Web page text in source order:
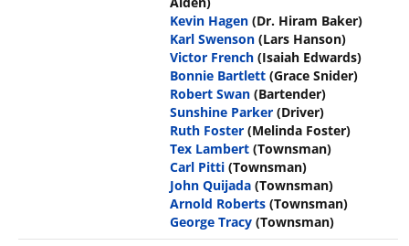
Kevin Hagen (Dr. Hiram Baker)
Karl Swenson (Lars Hanson)
Victor French (Isaiah Edwards)
Bonnie Bartlett (Grace Snider)
Robert Swan (Bartender)
Sunshine Parker (Driver)
Ruth Foster (Melinda Foster)
Tex Lambert (Townsman)
Carl Pitti (Townsman)
John Quijada (Townsman)
Arnold Roberts (Townsman)
George Tracy (Townsman)